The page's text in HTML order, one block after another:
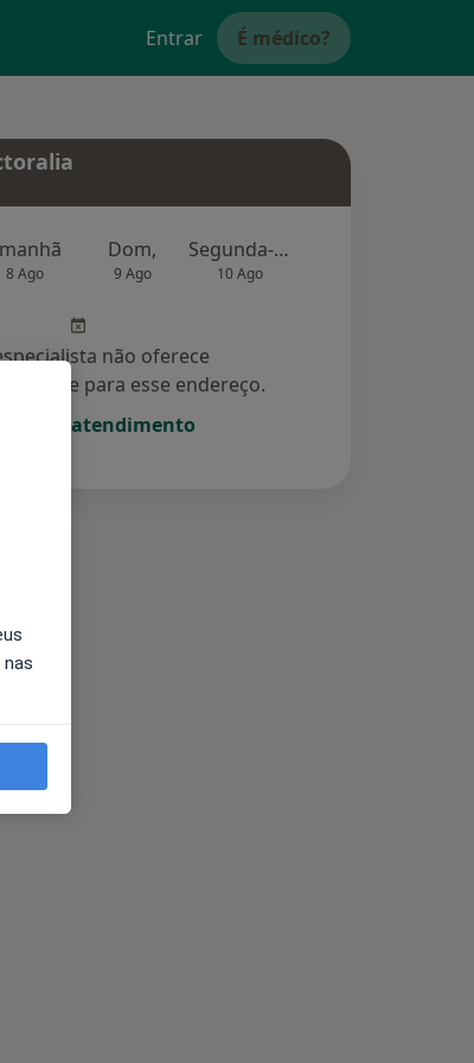
Entrar É médico?
8 Ago
Dom,
9 Ago
Segunda-feira
10 Ago
não oferece
online para esse endereço.
um atendimento